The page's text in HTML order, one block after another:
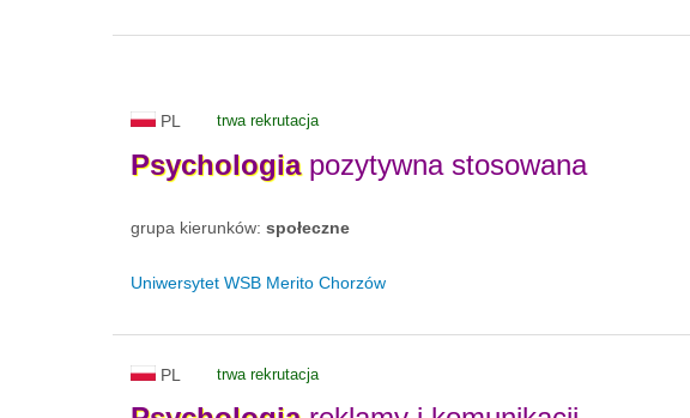
PL trwa rekrutacja
Psychologiapozytywna stosowana
grupa kierunków: społeczne
Uniwersytet WSB Merito Chorzów
PL trwa rekrutacja